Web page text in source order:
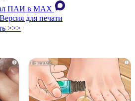
ПАИ в MAХ
Версия для печати
>>>
i i